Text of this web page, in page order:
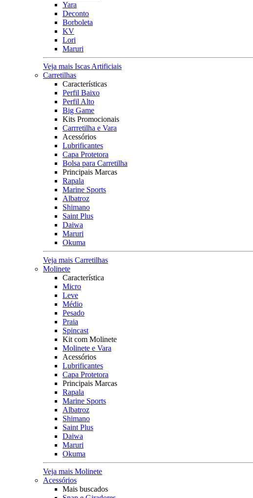
Yara
Deconto
Borboleta
KV
Lori
Maruri
Veja mais Iscas Artificiais
Carretilhas
Características
Perfil Baixo
Perfil Alto
Big Game
Kits Promocionais
Carrretilha e Vara
Acessórios
Lubrificantes
Capa Protetora
Bolsa para Carretilha
Principais Marcas
Rapala
Marine Sports
Albatroz
Shimano
Saint Plus
Daiwa
Maruri
Okuma
Veja mais Carretilhas
Molinete
Característica
Micro
Leve
Médio
Pesado
Praia
Spincast
Kit com Molinete
Molinete e Vara
Acessórios
Lubrificantes
Capa Protetora
Principais Marcas
Rapala
Marine Sports
Albatroz
Shimano
Saint Plus
Daiwa
Maruri
Okuma
Veja mais Molinete
Acessórios
Mais buscados